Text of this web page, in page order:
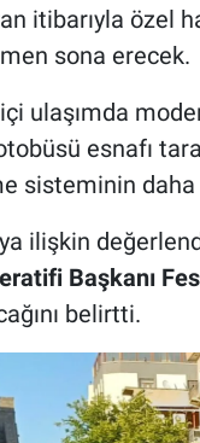
itibarıyla özel
sona erecek.
ulaşımda
esnafı
sisteminin daha
ilişkin
Başkanı
belirtti.